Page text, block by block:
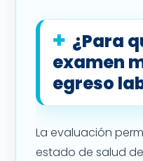
¿Para
examen
egreso
La evaluación
estado de salud